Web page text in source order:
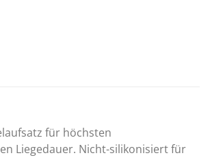
für höchsten
Liegedauer. Nicht-silikonisiert für